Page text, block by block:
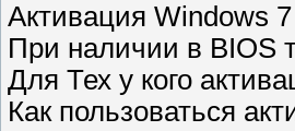
Активация Windows 7
При наличии в BIOS
Для Тех у кого
Как пользоваться